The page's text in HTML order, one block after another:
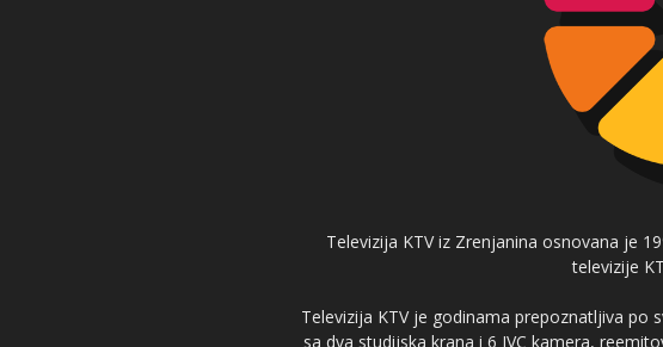
Televizija KTV iz Zrenjanina osnovana je
televizije
Televizija KTV je godinama prepoznatljiva po
sa dva studijska krana i 6 JVC kamera,